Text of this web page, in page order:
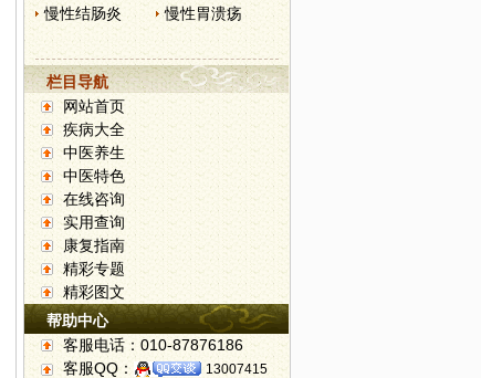
慢性结肠炎
慢性胃溃疡
栏目导航
网站首页
疾病大全
中医养生
中医特色
在线咨询
实用查询
康复指南
精彩专题
精彩图文
帮助中心
客服电话：010-87876186
客服QQ：
13007415